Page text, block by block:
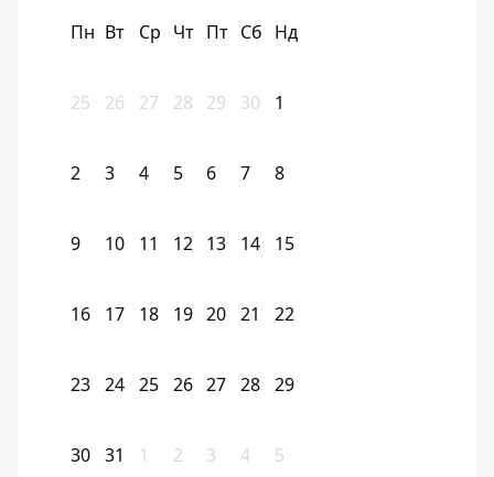
Пн Вт Ср Чт Пт Сб Нд
25 26 27 28 29 30 1
2 3 4 5 6 7 8
9 10 11 12 13 14 15
16 17 18 19 20 21 22
23 24 25 26 27 28 29
30 31 1 2 3 4 5